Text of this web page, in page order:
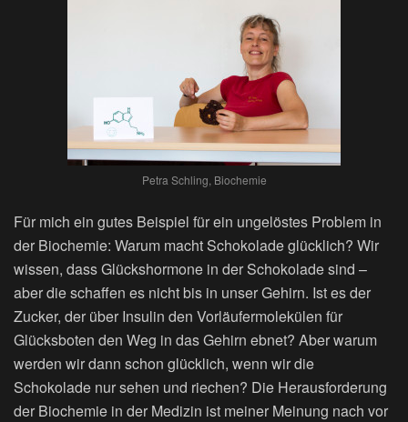
Petra Schling, Biochemie
Für mich ein gutes Beispiel für ein ungelöstes Problem in
der Biochemie: Warum macht Schokolade glücklich? Wir
wissen, dass Glückshormone in der Schokolade sind –
aber die schaffen es nicht bis in unser Gehirn. Ist es der
Zucker, der über Insulin den Vorläufermolekülen für
Glücksboten den Weg in das Gehirn ebnet? Aber warum
werden wir dann schon glücklich, wenn wir die
Schokolade nur sehen und riechen? Die Herausforderung
der Biochemie in der Medizin ist meiner Meinung nach vor